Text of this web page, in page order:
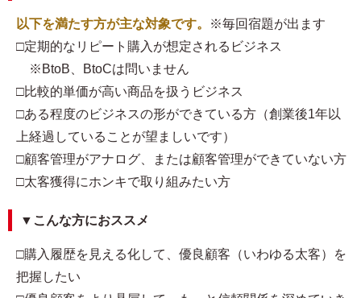
以下を満たす方が主な対象です。
※毎回宿題が出ます
□定期的なリピート購入が想定されるビジネス
※BtoB、BtoCは問いません
□比較的単価が高い商品を扱うビジネス
□ある程度のビジネスの形ができている方（創業後1年以
上経過していることが望ましいです）
□顧客管理がアナログ、または顧客管理ができていない方
□太客獲得にホンキで取り組みたい方
▼こんな方におススメ
□購入履歴を見える化して、優良顧客（いわゆる太客）を
把握したい